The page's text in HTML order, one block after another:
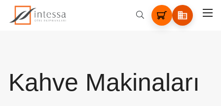
Kahve Makinaları